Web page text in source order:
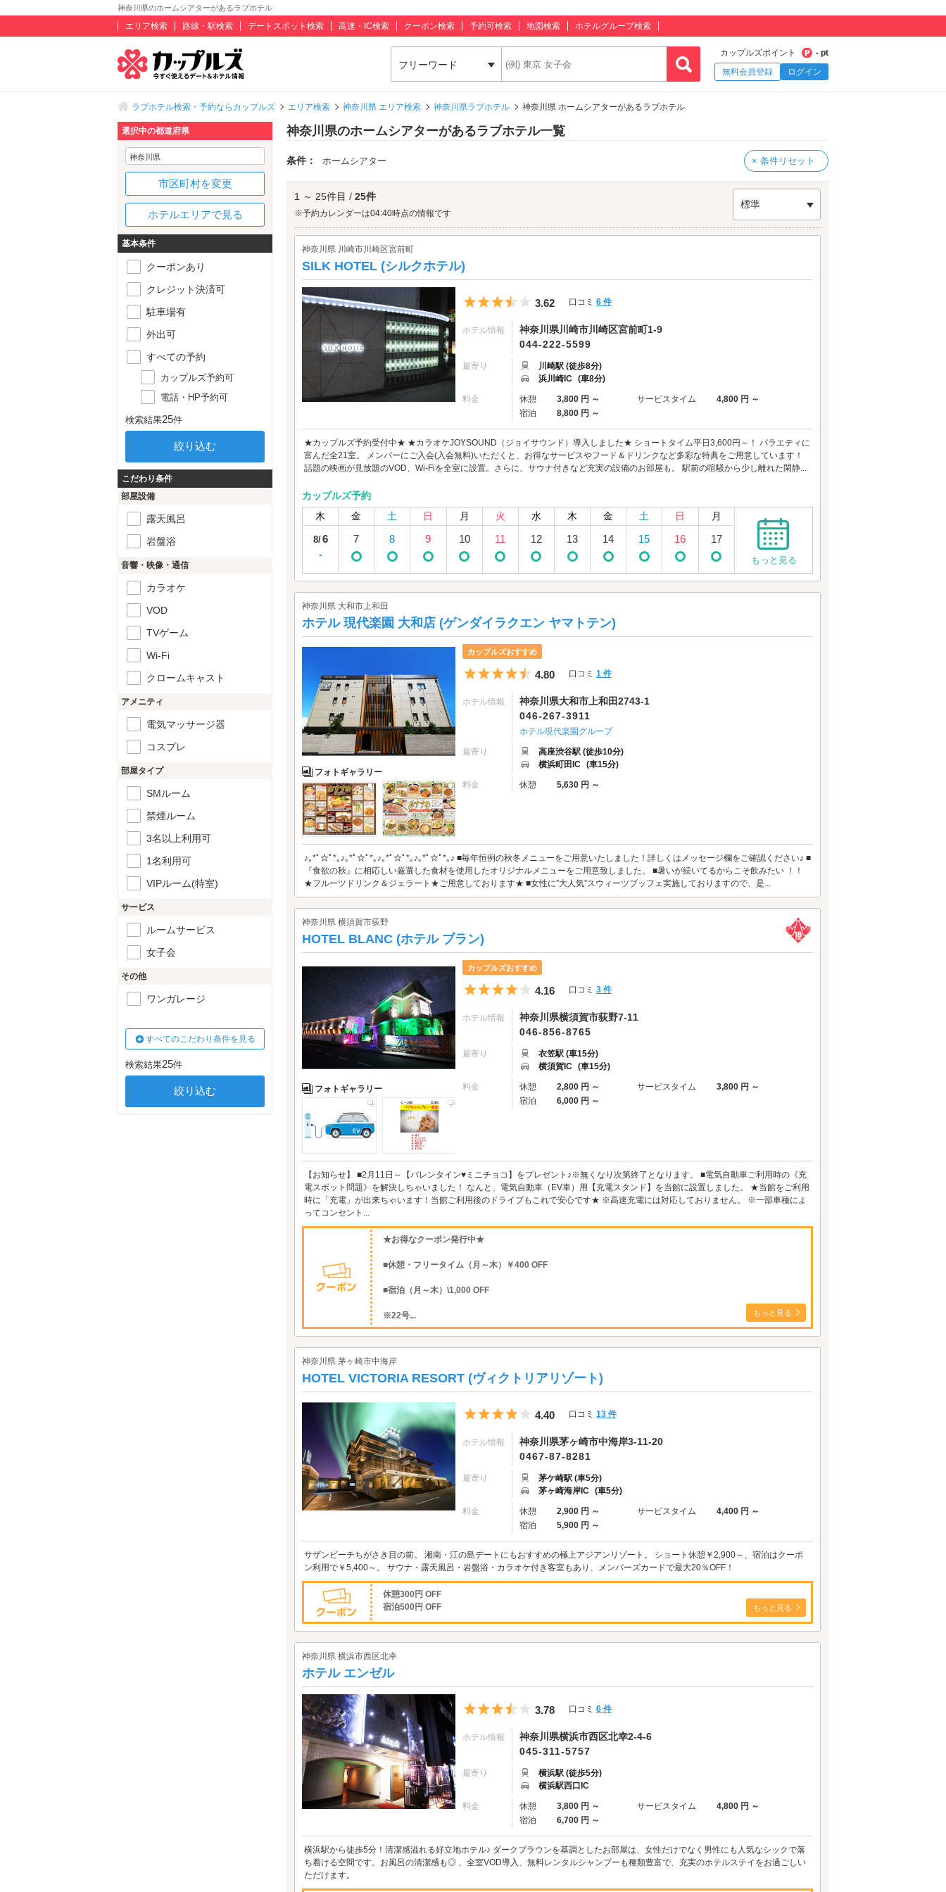
神奈川県のホームシアターがあるラブホテル
エリア検索 路線・駅検索 デートスポット検索 高速・IC検索 クーポン検索 予約可検索 地図検索 ホテルグループ検索
フリーワード
カップルズポイント
- pt
無料会員登録
ログイン
ラブホテル検索・予約ならカップルズ エリア検索 神奈川県 エリア検索 神奈川県ラブホテル 神奈川県 ホームシアターがあるラブホテル
神奈川県のホームシアターがあるラブホテル一覧
条件： ホームシアター × 条件リセット
1 ～ 25件目 / 25件
※予約カレンダーは04:40時点の情報です
標準
神奈川県 川崎市川崎区宮前町
SILK HOTEL (シルクホテル)
5つ星のうち3.5
3.62 口コミ 6 件
ホテル情報
神奈川県川崎市川崎区宮前町1-9
044-222-5599
最寄り
川崎駅 (徒歩8分)
浜川崎IC (車8分)
料金 休憩 3,800 円 ～ サービスタイム
4,800 円 ～
宿泊
8,800 円 ～
★カップルズ予約受付中★ ★カラオケJOYSOUND（ジョイサウンド）導入しました★ ショートタイム平日3,600円～！ バラエティに
富んだ全21室。 メンバーにご入会(入会無料)いただくと、お得なサービスやフード＆ドリンクなど多彩な特典をご用意しています！
話題の映画が見放題のVOD、Wi-Fiを全室に設置。さらに、サウナ付きなど充実の設備のお部屋も。 駅前の喧騒から少し離れた閑静...
カップルズ予約
木
金 土 日 月 火 水 木 金 土 日 月
8/6
-
7 8 9 10 11 12 13 14 15 16 17
もっと見る
神奈川県 大和市上和田
ホテル 現代楽園 大和店 (ゲンダイラクエン ヤマトテン)
フォトギャラリー
カップルズおすすめ
5つ星のうち4.5
4.80 口コミ 1 件
ホテル情報
神奈川県大和市上和田2743-1
046-267-3911
ホテル現代楽園グループ
最寄り
高座渋谷駅 (徒歩10分)
横浜町田IC (車15分)
料金 休憩 5,630 円 ～
♪｡*ﾟ☆ﾟ*｡♪｡*ﾟ☆ﾟ*｡♪｡*ﾟ☆ﾟ*｡♪｡*ﾟ☆ﾟ*｡♪ ■毎年恒例の秋冬メニューをご用意いたしました！詳しくはメッセージ欄をご確認ください♪ ■
『食欲の秋』に相応しい厳選した食材を使用したオリジナルメニューをご用意致しました。 ■暑いが続いてるからこそ飲みたい ！！
★フルーツドリンク＆ジェラート★ご用意しております★ ■女性に”大人気”スウィーツブッフェ実施しておりますので、是...
神奈川県 横須賀市荻野
HOTEL BLANC (ホテル ブラン)
フォトギャラリー
カップルズおすすめ
5つ星のうち4
4.16 口コミ 3 件
ホテル情報
神奈川県横須賀市荻野7-11
046-856-8765
最寄り
衣笠駅 (車15分)
横須賀IC (車15分)
料金 休憩 2,800 円 ～ サービスタイム
3,800 円 ～
宿泊
6,000 円 ～
【お知らせ】 ■2月11日～【バレンタイン♥ミニチョコ】をプレゼント♪※無くなり次第終了となります。 ■電気自動車ご利用時の《充
電スポット問題》を解決しちゃいました！ なんと、電気自動車（EV車）用【充電スタンド】を当館に設置しました。 ★当館をご利用
時に「充電」が出来ちゃいます！当館ご利用後のドライブもこれで安心です★ ※高速充電には対応しておりません。 ※一部車種によ
ってコンセント...
★お得なクーポン発行中★
■休憩・フリータイム（月～木）￥400 OFF
■宿泊（月～木）\1,000 OFF
※22号... もっと見る
神奈川県 茅ヶ崎市中海岸
HOTEL VICTORIA RESORT (ヴィクトリアリゾート)
5つ星のうち4
4.40 口コミ 13 件
ホテル情報
神奈川県茅ヶ崎市中海岸3-11-20
0467-87-8281
最寄り
茅ケ崎駅 (車5分)
茅ヶ崎海岸IC (車5分)
料金 休憩 2,900 円 ～ サービスタイム
4,400 円 ～
宿泊
5,900 円 ～
サザンビーチちがさき目の前。 湘南・江の島デートにもおすすめの極上アジアンリゾート。 ショート休憩￥2,900～、宿泊はクーポ
ン利用で￥5,400～。 サウナ・露天風呂・岩盤浴・カラオケ付き客室もあり、メンバーズカードで最大20％OFF！
休憩300円 OFF
宿泊500円 OFF
もっと見る
神奈川県 横浜市西区北幸
ホテル エンゼル
5つ星のうち3.5
3.78 口コミ 6 件
ホテル情報
神奈川県横浜市西区北幸2-4-6
045-311-5757
最寄り
横浜駅 (徒歩5分)
横浜駅西口IC
料金 休憩 3,800 円 ～ サービスタイム
4,800 円 ～
宿泊
6,700 円 ～
横浜駅から徒歩5分！清潔感溢れる好立地ホテル♪ ダークブラウンを基調としたお部屋は、女性だけでなく男性にも人気なシックで落
ち着ける空間です。お風呂の清潔感も◎ 、全室VOD導入、無料レンタルシャンプーも種類豊富で、充実のホテルステイをお過ごしい
ただけます。
選択中の都道府県
神奈川県
市区町村を変更
ホテルエリアで見る
基本条件
クーポンあり
クレジット決済可
駐車場有
外出可
すべての予約
カップルズ予約可
電話・HP予約可
検索結果25件
こだわり条件
部屋設備
露天風呂
岩盤浴
音響・映像・通信
カラオケ
VOD
TVゲーム
Wi-Fi
クロームキャスト
アメニティ
電気マッサージ器
コスプレ
部屋タイプ
SMルーム
禁煙ルーム
3名以上利用可
1名利用可
VIPルーム(特室)
サービス
ルームサービス
女子会
その他
ワンガレージ
すべてのこだわり条件を見る
検索結果25件